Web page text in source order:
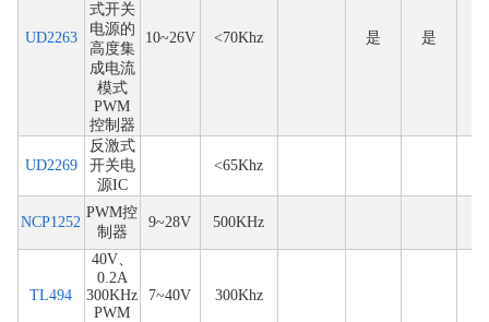
UD2263
式开关
电源的
高度集
成电流
模式
PWM
控制器
10~26V <70Khz 是 是
UD2269
反激式
开关电
源IC
<65Khz
NCP1252
PWM控
制器
9~28V 500KHz
TL494
40V、
0.2A
300KHz
PWM
7~40V 300Khz